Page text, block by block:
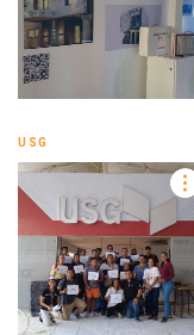
USG